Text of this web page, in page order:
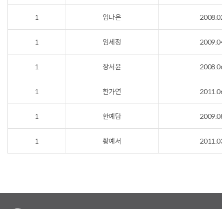
1 임나은
1 임세정
1 장서윤
1 한가연
1 한예담
1 황예서